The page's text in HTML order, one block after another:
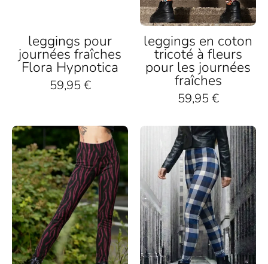
leggings pour
journées fraîches
Flora Hypnotica
59,95 €
Treppe
getragen
leggings en coton
tricoté à fleurs
pour les journées
fraîches
59,95 €
Frau
trägt
schwarze
Leggings
mit
pinkem
Zebramuster
im
Freien,
Frau
mit
blaukarierten
Leggings
und
Lederjacke
in
urbaner
Straße,